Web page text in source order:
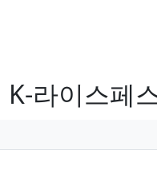
라이스페